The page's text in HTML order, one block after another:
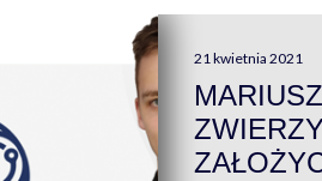
21 kwietnia 2021